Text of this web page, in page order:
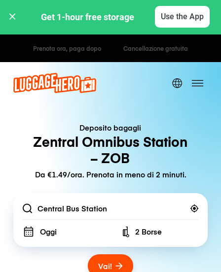
Get 1-hour free storage Use the App
Tariffe orarie / giornaliere
Deposito bagagli
Zentral Omnibus Station
– ZOB
Da €1.49/ora. Prenota in meno di 2 minuti.
Location
Oggi Number of bags
2 Borse
Vai!